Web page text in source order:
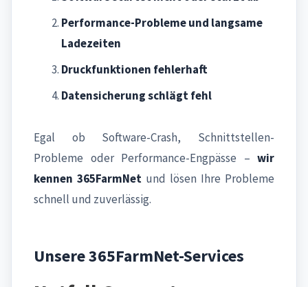
Performance-Probleme und langsame
Ladezeiten
Druckfunktionen fehlerhaft
Datensicherung schlägt fehl
Egal ob Software-Crash, Schnittstellen-
Probleme oder Performance-Engpässe – wir
kennen 365FarmNet und lösen Ihre Probleme
schnell und zuverlässig.
Unsere 365FarmNet-Services